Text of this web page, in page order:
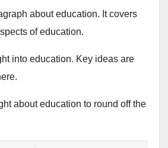
about education. It covers
of education.
into education. Key ideas are
about education to round off the